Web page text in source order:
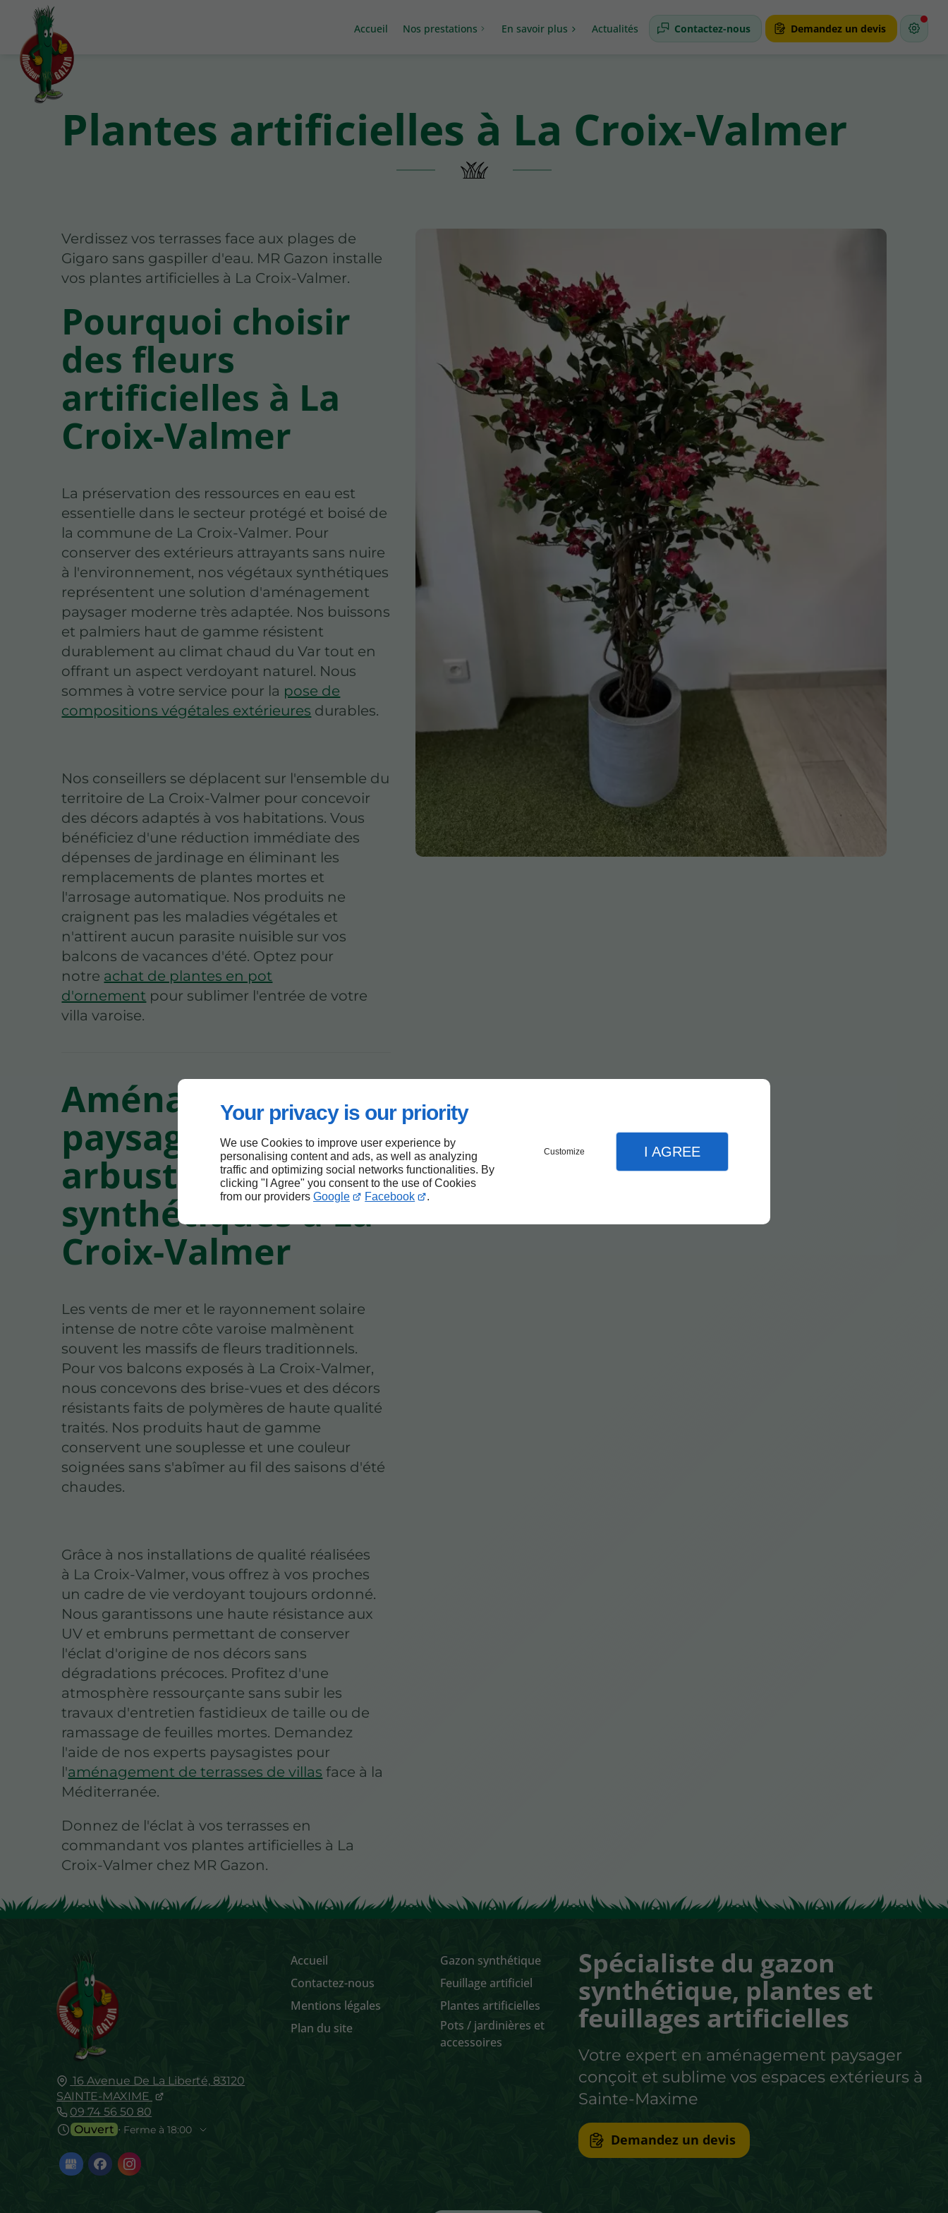
Your privacy is our priority
We use Cookies to improve user experience by
personalising content and ads, as well as analyzing
traffic and optimizing social networks functionalities. By
clicking "I Agree" you consent to the use of Cookies
from our providers Google Facebook .
Customize I AGREE
Accueil Nos prestations En savoir plus Actualités Contactez-nous Demandez un devis
Plantes artificielles à La Croix-Valmer
Verdissez vos terrasses face aux plages de
Gigaro sans gaspiller d'eau. MR Gazon installe
vos plantes artificielles à La Croix-Valmer.
Pourquoi choisir
des fleurs
artificielles à La
Croix-Valmer
La préservation des ressources en eau est
essentielle dans le secteur protégé et boisé de
la commune de La Croix-Valmer. Pour
conserver des extérieurs attrayants sans nuire
à l'environnement, nos végétaux synthétiques
représentent une solution d'aménagement
paysager moderne très adaptée. Nos buissons
et palmiers haut de gamme résistent
durablement au climat chaud du Var tout en
offrant un aspect verdoyant naturel. Nous
sommes à votre service pour la pose de
compositions végétales extérieures durables.
Nos conseillers se déplacent sur l'ensemble du
territoire de La Croix-Valmer pour concevoir
des décors adaptés à vos habitations. Vous
bénéficiez d'une réduction immédiate des
dépenses de jardinage en éliminant les
remplacements de plantes mortes et
l'arrosage automatique. Nos produits ne
craignent pas les maladies végétales et
n'attirent aucun parasite nuisible sur vos
balcons de vacances d'été. Optez pour
notre achat de plantes en pot
d'ornement pour sublimer l'entrée de votre
villa varoise.
Aménagement
paysager avec des
arbustes
synthétiques à La
Croix-Valmer
Les vents de mer et le rayonnement solaire
intense de notre côte varoise malmènent
souvent les massifs de fleurs traditionnels.
Pour vos balcons exposés à La Croix-Valmer,
nous concevons des brise-vues et des décors
résistants faits de polymères de haute qualité
traités. Nos produits haut de gamme
conservent une souplesse et une couleur
soignées sans s'abîmer au fil des saisons d'été
chaudes.
Grâce à nos installations de qualité réalisées
à La Croix-Valmer, vous offrez à vos proches
un cadre de vie verdoyant toujours ordonné.
Nous garantissons une haute résistance aux
UV et embruns permettant de conserver
l'éclat d'origine de nos décors sans
dégradations précoces. Profitez d'une
atmosphère ressourçante sans subir les
travaux d'entretien fastidieux de taille ou de
ramassage de feuilles mortes. Demandez
l'aide de nos experts paysagistes pour
l'aménagement de terrasses de villas face à la
Méditerranée.
Donnez de l'éclat à vos terrasses en
commandant vos plantes artificielles à La
Croix-Valmer chez MR Gazon.
16 Avenue De La Liberté, 83120
SAINTE-MAXIME
09 74 56 50 80
Ouvert ⋅ Ferme à 18:00
Accueil
Contactez-nous
Mentions légales
Plan du site
Gazon synthétique
Feuillage artificiel
Plantes artificielles
Pots / jardinières et
accessoires
Spécialiste du gazon
synthétique, plantes et
feuillages artificielles
Votre expert en aménagement paysager
conçoit et sublime vos espaces extérieurs à
Sainte-Maxime
Demandez un devis